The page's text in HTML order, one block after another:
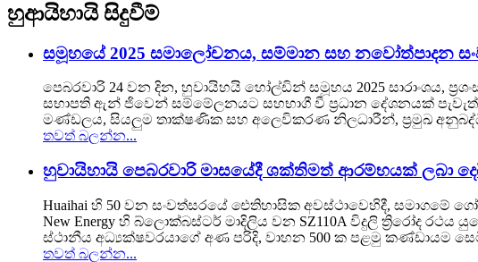
හුආයිහායි සිදුවීම්
සමූහයේ 2025 සමාලෝචනය, සම්මාන සහ නවෝත්පාදන
පෙබරවාරි 24 වන දින, හුවායිහයි හෝල්ඩින් සමූහය 2025 සාරාංශය,
සභාපති ඇන් ජිවෙන් සම්මේලනයට සහභාගී වී ප්‍රධාන දේශනයක්
මණ්ඩලය, සියලුම තාක්ෂණික සහ අලෙවිකරණ නිලධාරීන්, ප්‍රමුඛ
තවත් බලන්න...
හුවායිහායි පෙබරවාරි මාසයේදී ශක්තිමත් ආරම්භයක් ලබා
Huaihai හි 50 වන සංවත්සරයේ ඓතිහාසික අවස්ථාවෙහිදී, සමාගමේ
New Energy හි බ්ලොක්බස්ටර් මාදිලිය වන SZ110A විදුලි ත්‍රිරෝද රථය
ස්ථානීය අධ්‍යක්ෂවරයාගේ අණ පරිදි, වාහන 500 ක පළමු කණ්ඩායම
තවත් බලන්න...